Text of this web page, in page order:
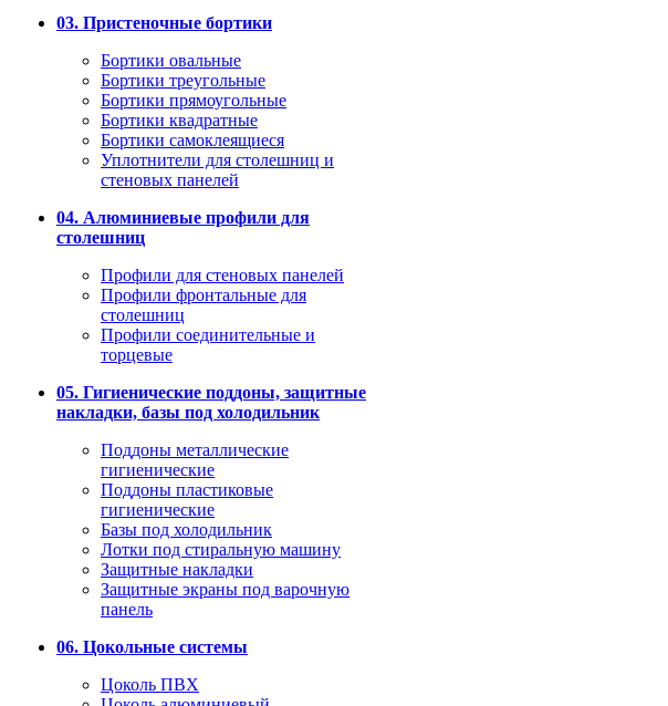
03. Пристеночные бортики
Бортики овальные
Бортики треугольные
Бортики прямоугольные
Бортики квадратные
Бортики самоклеящиеся
Уплотнители для столешниц и
стеновых панелей
04. Алюминиевые профили для
столешниц
Профили для стеновых панелей
Профили фронтальные для
столешниц
Профили соединительные и
торцевые
05. Гигиенические поддоны, защитные
накладки, базы под холодильник
Поддоны металлические
гигиенические
Поддоны пластиковые
гигиенические
Базы под холодильник
Лотки под стиральную машину
Защитные накладки
Защитные экраны под варочную
панель
06. Цокольные системы
Цоколь ПВХ